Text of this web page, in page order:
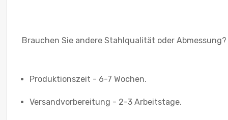
Brauchen Sie andere Stahlqualität oder
Produktionszeit - 6-7 Wochen.
Versandvorbereitung - 2-3 Arbeitstage.